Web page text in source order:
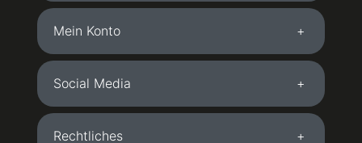
Mein Konto
Social Media
Rechtliches